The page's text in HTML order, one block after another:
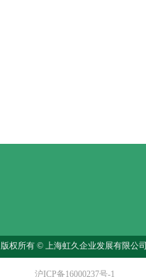
版权所有 © 上海虹久企业发展有限公司
沪ICP备16000237号-1